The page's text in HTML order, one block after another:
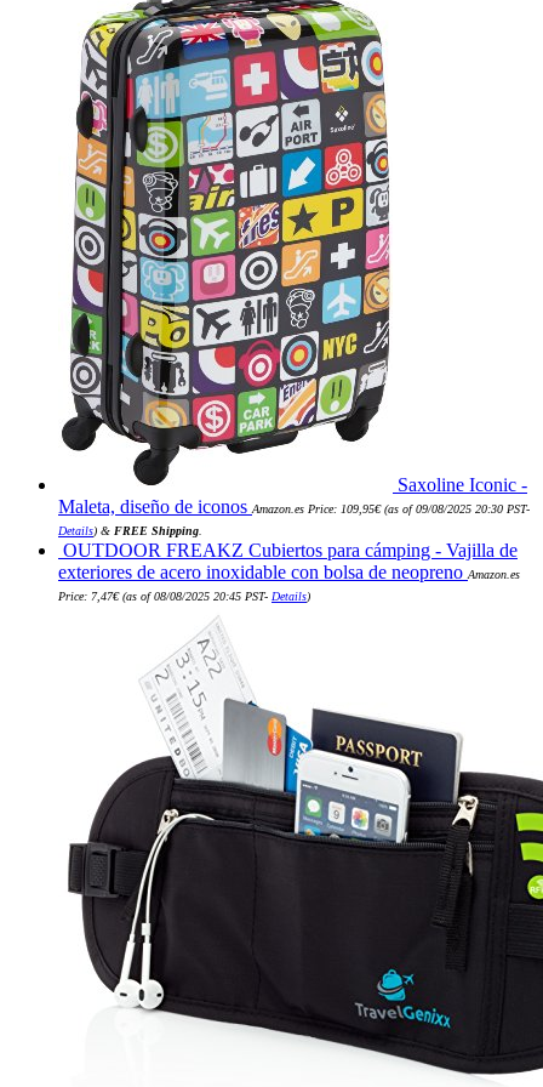
Saxoline Iconic -
Maleta, diseño de iconos Amazon.es Price: 109,95€(as of 09/08/2025 20:30 PST-
Details) & FREE Shipping
OUTDOOR FREAKZ Cubiertos para cámping - Vajilla de
exteriores de acero inoxidable con bolsa de neopreno Amazon.es
Price: 7,47€(as of 08/08/2025 20:45 PST- Details)